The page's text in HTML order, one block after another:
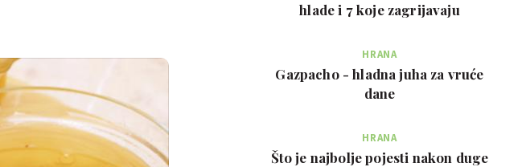
hlade i 7 koje zagrijavaju
HRANA
Gazpacho - hladna juha za vruće
dane
HRANA
Što je najbolje pojesti nakon duge